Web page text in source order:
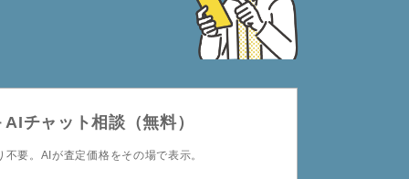
チャット相談（無料）
要。AIが査定価格をその場で表示。